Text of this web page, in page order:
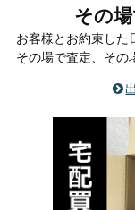
その
お客様とお約束した
その場で査定、その